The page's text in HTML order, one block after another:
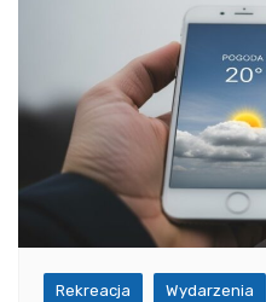
Rekreacja Wydarzenia